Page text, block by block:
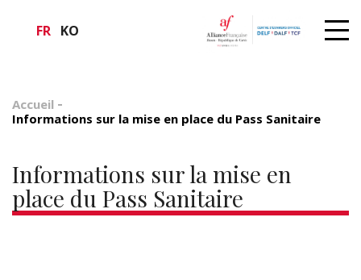
FR KO
Accueil
Informations sur la mise en place du Pass Sanitaire
Informations sur la mise en
place du Pass Sanitaire